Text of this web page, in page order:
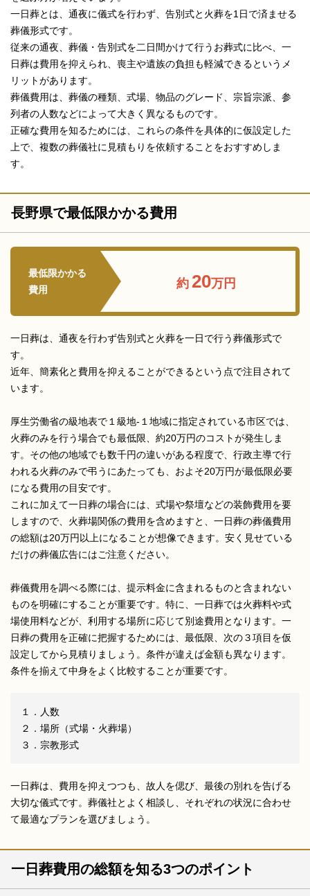
一日葬とは、通夜に儀式を行わず、告別式と火葬を1日で済ませる
葬儀形式です。
従来の通夜、葬儀・告別式を二日間かけて行うお葬式に比べ、一
日葬は費用を抑えられ、喪主や遺族の負担も軽減できるというメ
リットがあります。
葬儀費用は、葬儀の種類、式場、物品のグレード、宗旨宗派、参
列者の人数などによって大きく異なるものです。
正確な費用を知るためには、これらの条件を具体的に仮設定した
上で、複数の葬儀社に見積もりを依頼することをおすすめしま
す。
長野県で最低限かかる費用
最低限かかる
費用
約 20万円
一日葬は、通夜を行わず告別式と火葬を一日で行う葬儀形式で
す。
近年、簡素化と費用を抑えることができるという点で注目されて
います。
厚生労働省の級地表で１級地-１地域に指定されている市区では、
火葬のみを行う場合でも最低限、約20万円のコストが発生しま
す。その他の地域でも数千円の違いがある程度で、行政主導で行
われる火葬のみで弔うにあたっても、およそ20万円が最低限必要
になる費用の目安です。
これに加えて一日葬の場合には、式場や祭壇などの装飾費用を要
しますので、火葬場関係の費用を含めますと、一日葬の葬儀費用
の総額は20万円以上になることが想像できます。安く見せている
だけの葬儀広告にはご注意ください。
葬儀費用を調べる際には、提示料金に含まれるものと含まれない
ものを明確にすることが重要です。特に、一日葬では火葬料や式
場使用料などが、利用する場所に応じて別途費用となります。一
日葬の費用を正確に把握するためには、最低限、次の３項目を仮
設定してから見積りましょう。条件が違えば金額も異なります。
条件を揃えて中身をよく比較することが重要です。
１．人数
２．場所（式場・火葬場）
３．宗教形式
一日葬は、費用を抑えつつも、故人を偲び、最後の別れを告げる
大切な儀式です。葬儀社とよく相談し、それぞれの状況に合わせ
て最適なプランを選びましょう。
一日葬費用の総額を知る3つのポイント